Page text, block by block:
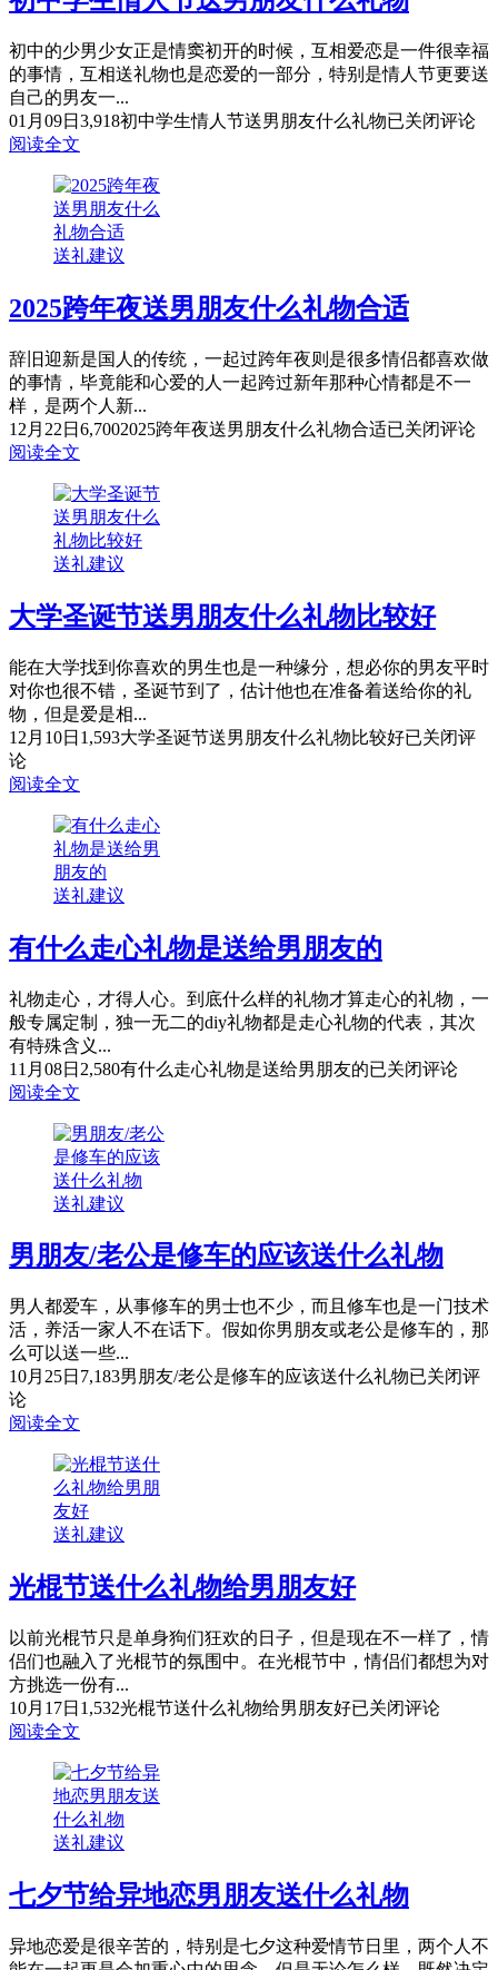
初中的少男少女正是情窦初开的时候，互相爱恋是一件很幸福
的事情，互相送礼物也是恋爱的一部分，特别是情人节更要送
自己的男友一...
01月09日 3,918初中学生情人节送男朋友什么礼物已关闭评论
阅读全文
送礼建议
2025跨年夜送男朋友什么礼物合适
辞旧迎新是国人的传统，一起过跨年夜则是很多情侣都喜欢做
的事情，毕竟能和心爱的人一起跨过新年那种心情都是不一
样，是两个人新...
12月22日 6,7002025跨年夜送男朋友什么礼物合适已关闭评论
阅读全文
送礼建议
大学圣诞节送男朋友什么礼物比较好
能在大学找到你喜欢的男生也是一种缘分，想必你的男友平时
对你也很不错，圣诞节到了，估计他也在准备着送给你的礼
物，但是爱是相...
12月10日 1,593大学圣诞节送男朋友什么礼物比较好已关闭评
论
阅读全文
送礼建议
有什么走心礼物是送给男朋友的
礼物走心，才得人心。到底什么样的礼物才算走心的礼物，一
般专属定制，独一无二的diy礼物都是走心礼物的代表，其次
有特殊含义...
11月08日 2,580有什么走心礼物是送给男朋友的已关闭评论
阅读全文
送礼建议
男朋友/老公是修车的应该送什么礼物
男人都爱车，从事修车的男士也不少，而且修车也是一门技术
活，养活一家人不在话下。假如你男朋友或老公是修车的，那
么可以送一些...
10月25日 7,183男朋友/老公是修车的应该送什么礼物已关闭评
论
阅读全文
送礼建议
光棍节送什么礼物给男朋友好
以前光棍节只是单身狗们狂欢的日子，但是现在不一样了，情
侣们也融入了光棍节的氛围中。在光棍节中，情侣们都想为对
方挑选一份有...
10月17日 1,532光棍节送什么礼物给男朋友好已关闭评论
阅读全文
送礼建议
七夕节给异地恋男朋友送什么礼物
异地恋爱是很辛苦的，特别是七夕这种爱情节日里，两个人不